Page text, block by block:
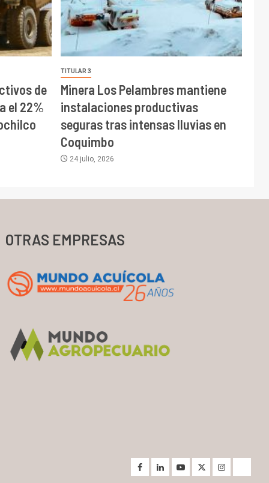
de
el 22%
TITULAR 3
Minera Los Pelambres mantiene
instalaciones productivas
seguras tras intensas lluvias en
Coquimbo
24 julio, 2026
OTRAS EMPRESAS